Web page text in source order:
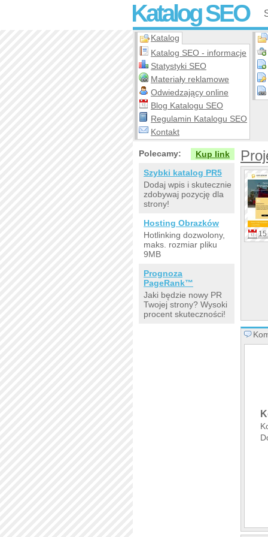
Katalog SEO
Katalog
Katalog SEO - informacje
Statystyki SEO
Materiały reklamowe
Odwiedzający online
Blog Katalogu SEO
Regulamin Katalogu SEO
Kontakt
15
Polecamy:
Kup link
Szybki katalog PR5
Dodaj wpis i skutecznie
zdobywaj pozycję dla
strony!
Hosting Obrazków
Hotlinking dozwolony,
maks. rozmiar pliku
9MB
Prognoza
PageRank™
Jaki będzie nowy PR
Twojej strony? Wysoki
procent skuteczności!